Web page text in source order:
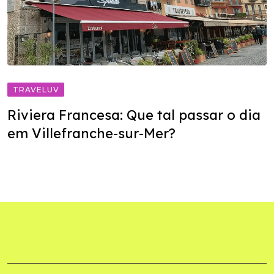
TRAVELUV
Riviera Francesa: Que tal passar o dia
em Villefranche-sur-Mer?